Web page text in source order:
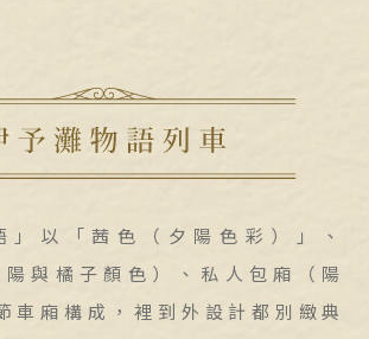
」以「茜色（夕陽色彩）」、
陽與橘子顏色）、私人包廂（陽
車廂構成，裡到外設計都別緻典